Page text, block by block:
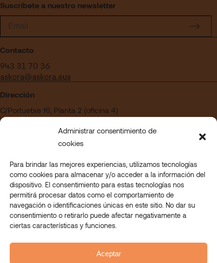
Administrar consentimiento de
cookies
Para brindar las mejores experiencias, utilizamos tecnologías
como cookies para almacenar y/o acceder a la información del
dispositivo. El consentimiento para estas tecnologías nos
permitirá procesar datos como el comportamiento de
navegación o identificaciones únicas en este sitio. No dar su
consentimiento o retirarlo puede afectar negativamente a
ciertas características y funciones.
Aceptar
Suscríbete a nuestro newsletter
Contacto
943 31 70 36
askora@askora.eus
Dirección
C/Portuetxe 16, Planta 2 (oficina 4)
Edificio Blanca Vinuesa
20018 San Sebastián – Gipuzkoa
¿Quieres trabajar en Askora?
Acceder a nuestra sección de empleo
© 2023 Askora. All rights reserved.
Askora Mahi-Mahi
Askora Lanean